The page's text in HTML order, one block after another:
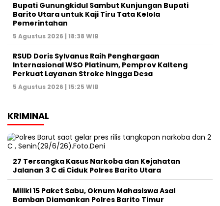
Bupati Gunungkidul Sambut Kunjungan Bupati
Barito Utara untuk Kaji Tiru Tata Kelola
Pemerintahan
5 Agustus 2026 | 18:38 WIB
RSUD Doris Sylvanus Raih Penghargaan
Internasional WSO Platinum, Pemprov Kalteng
Perkuat Layanan Stroke hingga Desa
5 Agustus 2026 | 15:25 WIB
KRIMINAL
27 Tersangka Kasus Narkoba dan Kejahatan
Jalanan 3 C di Ciduk Polres Barito Utara
Miliki 15 Paket Sabu, Oknum Mahasiswa Asal
Bamban Diamankan Polres Barito Timur